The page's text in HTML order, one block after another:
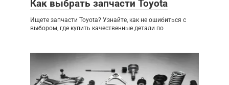
Как выбрать запчасти Toyota
Ищете запчасти Toyota? Узнайте, как не ошибиться с
выбором, где купить качественные детали по